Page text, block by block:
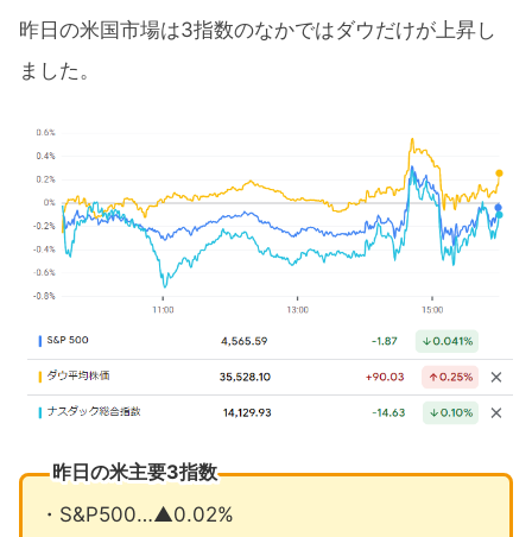
昨日の米国市場は3指数のなかではダウだけが上昇し
ました。
昨日の米主要3指数
・S&P500…▲0.02%